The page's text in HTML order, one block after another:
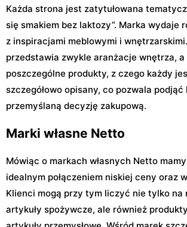
Każda strona jest zatytułowana
się smakiem bez laktozy”. Marka wydaje
z inspiracjami meblowymi i
przedstawia zwykle aranżacje wnętrza, a
poszczególne produkty, z czego każdy
szczegółowo opisany, co pozwala
przemyślaną decyzję zakupową.
Marki własne Netto
Mówiąc o markach własnych Netto
idealnym połączeniem niskiej ceny oraz
Klienci mogą przy tym liczyć nie tylko na
artykuły spożywcze, ale również